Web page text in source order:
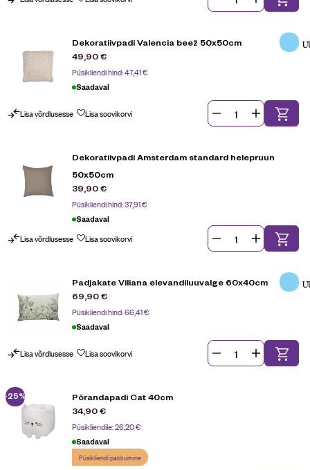
Dekoratiivpadi Valencia beež 50x50cm
49,90€
Püsikliendi hind:47,41€
Saadaval
Lisa võrdlusesse Lisa soovikorvi
Dekoratiivpadi Amsterdam standard helepruun
50x50cm
39,90€
Püsikliendi hind:37,91€
Saadaval
Lisa võrdlusesse Lisa soovikorvi
Padjakate Viliana elevandiluuvalge 60x40cm
69,90€
Püsikliendi hind:66,41€
Saadaval
Lisa võrdlusesse Lisa soovikorvi
-25%
Põrandapadi Cat 40cm
34,90€
Püsikliendile:26,20€
Saadaval
Püsikliendi pakkumine